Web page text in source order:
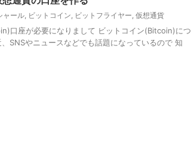
ャール, ビットコイン, ビットフライヤー, 仮想通貨
口座が必要になりまして ビットコイン(Bitcoin)につ
SNSやニュースなどでも話題になっているので 知